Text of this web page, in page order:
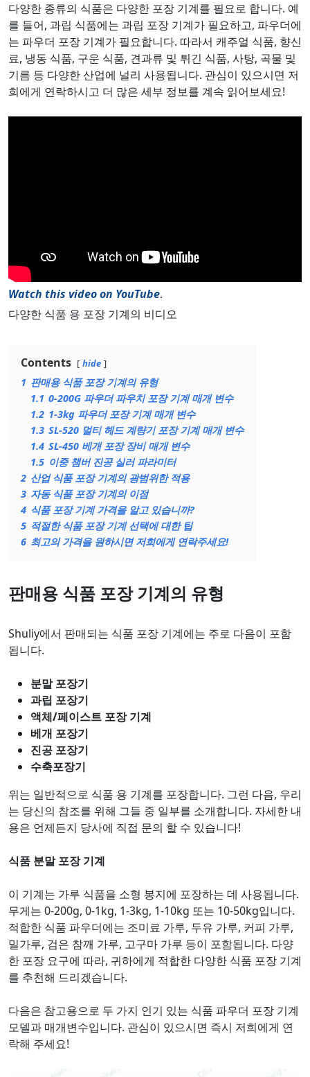
다양한 종류의 식품은 다양한 포장 기계를 필요로 합니다. 예
를 들어, 과립 식품에는 과립 포장 기계가 필요하고, 파우더에
는 파우더 포장 기계가 필요합니다. 따라서 캐주얼 식품, 향신
료, 냉동 식품, 구운 식품, 견과류 및 튀긴 식품, 사탕, 곡물 및
기름 등 다양한 산업에 널리 사용됩니다. 관심이 있으시면 저
희에게 연락하시고 더 많은 세부 정보를 계속 읽어보세요!
Watch this video on YouTube.
다양한 식품 용 포장 기계의 비디오
Contents hide
1 판매용 식품 포장 기계의 유형
1.1 0-200G 파우더 파우치 포장 기계 매개 변수
1.2 1-3kg 파우더 포장 기계 매개 변수
1.3 SL-520 멀티 헤드 계량기 포장 기계 매개 변수
1.4 SL-450 베개 포장 장비 매개 변수
1.5 이중 챔버 진공 실러 파라미터
2 산업 식품 포장 기계의 광범위한 적용
3 자동 식품 포장 기계의 이점
4 식품 포장 기계 가격을 알고 있습니까?
5 적절한 식품 포장 기계 선택에 대한 팁
6 최고의 가격을 원하시면 저희에게 연락주세요!
판매용 식품 포장 기계의 유형
Shuliy에서 판매되는 식품 포장 기계에는 주로 다음이 포함
됩니다.
분말 포장기
과립 포장기
액체/페이스트 포장 기계
베개 포장기
진공 포장기
수축포장기
위는 일반적으로 식품 용 기계를 포장합니다. 그런 다음, 우리
는 당신의 참조를 위해 그들 중 일부를 소개합니다. 자세한 내
용은 언제든지 당사에 직접 문의 할 수 있습니다!
식품 분말 포장 기계
이 기계는 가루 식품을 소형 봉지에 포장하는 데 사용됩니다.
무게는 0-200g, 0-1kg, 1-3kg, 1-10kg 또는 10-50kg입니다.
적합한 식품 파우더에는 조미료 가루, 두유 가루, 커피 가루,
밀가루, 검은 참깨 가루, 고구마 가루 등이 포함됩니다. 다양
한 포장 요구에 따라, 귀하에게 적합한 다양한 식품 포장 기계
를 추천해 드리겠습니다.
다음은 참고용으로 두 가지 인기 있는 식품 파우더 포장 기계
모델과 매개변수입니다. 관심이 있으시면 즉시 저희에게 연
락해 주세요!